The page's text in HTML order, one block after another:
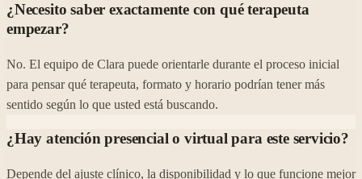
¿Necesito saber exactamente con qué terapeuta
empezar?
No. El equipo de Clara puede orientarle durante el proceso inicial
para pensar qué terapeuta, formato y horario podrían tener más
sentido según lo que usted está buscando.
¿Hay atención presencial o virtual para este servicio?
Depende del ajuste clínico, la disponibilidad y lo que funcione mejor